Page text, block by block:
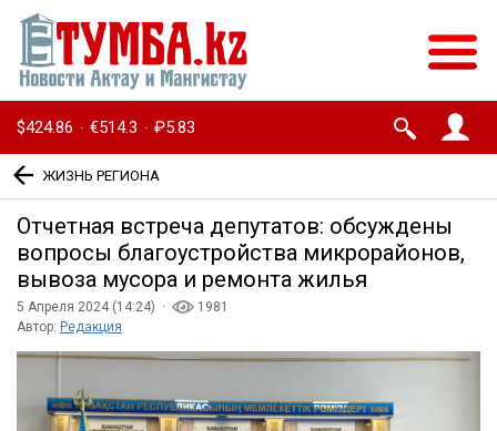
$424.86 · €514.3 · ₽5.83
ЖИЗНЬ РЕГИОНА
Отчетная встреча депутатов: обсуждены
вопросы благоустройства микрорайонов,
вывоза мусора и ремонта жилья
5 Апреля 2024 (14:24) ·
1981
Автор: Редакция